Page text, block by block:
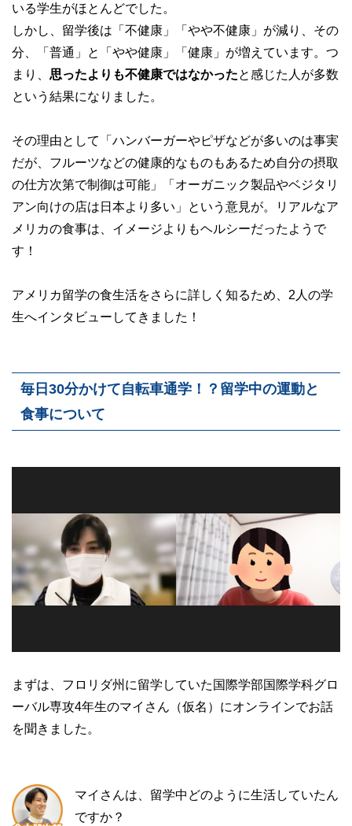
いる学生がほとんどでした。
しかし、留学後は「不健康」「やや不健康」が減り、その
分、「普通」と「やや健康」「健康」が増えています。つ
まり、 思ったよりも不健康ではなかったと感じた人が多数
という結果になりました。
その理由として「ハンバーガーやピザなどが多いのは事実
だが、フルーツなどの健康的なものもあるため自分の摂取
の仕方次第で制御は可能」「オーガニック製品やベジタリ
アン向けの店は日本より多い」という意見が。リアルなア
メリカの食事は、イメージよりもヘルシーだったようで
す！
アメリカ留学の食生活をさらに詳しく知るため、2人の学
生へインタビューしてきました！
毎日30分かけて自転車通学！？留学中の運動と
食事について
まずは、フロリダ州に留学していた国際学部国際学科グロ
ーバル専攻4年生のマイさん（仮名）にオンラインでお話
を聞きました。
マイさんは、留学中どのように生活していたん
ですか？